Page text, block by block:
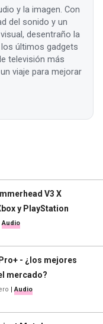
y la imagen. Con
del sonido y un
desentraño la
últimos gadgets
televisión más
viaje para mejorar
V3 X
y PlayStation
Audio
- ¿los mejores
mercado?
| Audio